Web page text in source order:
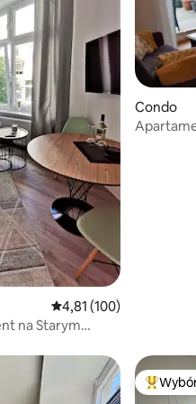
Średnia ocena: 4,81 na
4,81 (100)
na Starym
Condo